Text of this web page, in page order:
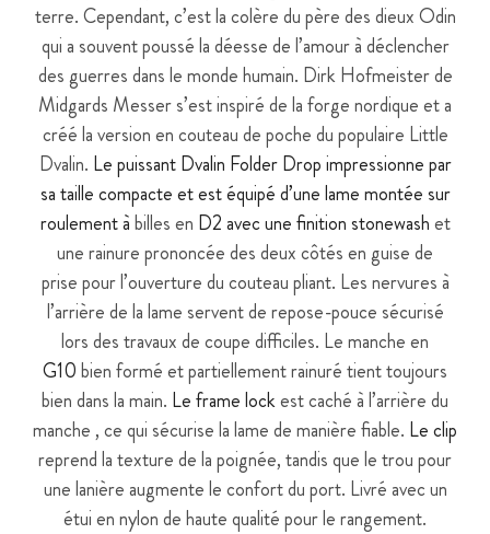
terre. Cependant, c’est la colère du père des dieux Odin
qui a souvent poussé la déesse de l’amour à déclencher
des guerres dans le monde humain. Dirk Hofmeister de
Midgards Messer s’est inspiré de la forge nordique et a
créé la version en couteau de poche du populaire Little
Dvalin. Le puissant Dvalin Folder Drop impressionne par
sa taille compacte et est équipé d’une lame montée sur
roulement àbilles en D2 avec une finitionstonewashet
une rainure prononcée des deux côtés en guise de
prise pour l’ouverture du couteau pliant. Les nervures à
l’arrière de la lame servent de repose-pouce sécurisé
lors des travaux de coupe difficiles. Le manche en
G10bien formé et partiellement rainuré tient toujours
bien dans la main. Le frame lockest caché à l’arrière du
manche , ce qui sécurise la lame de manière fiable. Le clip
reprend la texture de la poignée, tandis que le trou pour
une lanière augmente le confort du port. Livré avec un
étui en nylon de haute qualité pour le rangement.